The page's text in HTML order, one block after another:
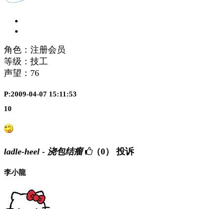
角色：注册会员
等级：技工
声望： 76
P:2009-04-07 15:11:53
10
ladle-heel - 浇包结瘤 （0） 投诉
李小龍